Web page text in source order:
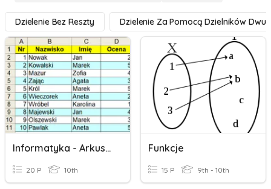
Dzielenie Bez Reszty Dzielenie Za Pomocą Dzielników
Informatyka - Arkusz Kalkulacyjny
20 P 10th
Funkcje
15 P 9th - 10th